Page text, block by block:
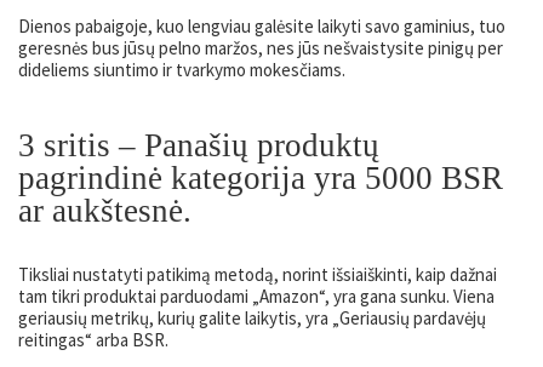
Dienos pabaigoje, kuo lengviau galėsite laikyti savo gaminius, tuo
geresnės bus jūsų pelno maržos, nes jūs nešvaistysite pinigų per
dideliems siuntimo ir tvarkymo mokesčiams.
3 sritis – Panašių produktų
pagrindinė kategorija yra 5000 BSR
ar aukštesnė.
Tiksliai nustatyti patikimą metodą, norint išsiaiškinti, kaip dažnai
tam tikri produktai parduodami „Amazon“, yra gana sunku. Viena
geriausių metrikų, kurių galite laikytis, yra „Geriausių pardavėjų
reitingas“ arba BSR.